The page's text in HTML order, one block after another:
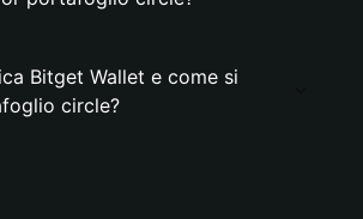
Bitget Wallet e come si
circle?